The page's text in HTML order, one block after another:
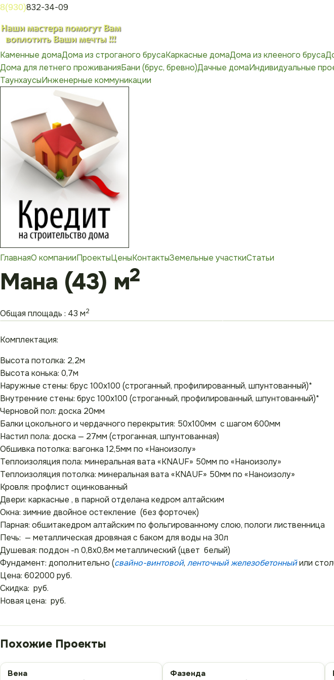
8(930)832-34-09
Каменные домаДома из строганого брусаКаркасные домаДома из клееного бруса
Дома для летнего проживанияБани (брус, бревно)Дачные домаИндивидуальные
ТаунхаусыИнженерные коммуникации
ГлавнаяО компанииПроектыЦеныКонтактыЗемельные участкиСтатьи
Мана (43) м2
Общая площадь : 43 м2
Комплектация:
Высота потолка: 2,2м
Высота конька: 0,7м
Наружные стены: брус 100х100 (строганный, профилированный, шпунтованный)*
Внутренние стены: брус 100х100 (строганный, профилированный, шпунтованный)*
Черновой пол: доска 20мм
Балки цокольного и чердачного перекрытия: 50х100мм с шагом 600мм
Настил пола: доска — 27мм (строганная, шпунтованная)
Обшивка потолка: вагонка 12,5мм по «Наноизолу»
Теплоизоляция пола: минеральная вата «KNAUF» 50мм по «Наноизолу»
Теплоизоляция потолка: минеральная вата «KNAUF» 50мм по «Наноизолу»
Кровля: профлист оцинкованный
Двери: каркасные , в парной отделана кедром алтайским
Окна: зимние двойное остекление (без форточек)
Парная: обшитакедром алтайским по фольгированному слою, пологи лиственница
Печь: — металлическая дровяная с баком для воды на 30л
Душевая: поддон -n 0,8х0,8м металлический (цвет белый)
Фундамент: дополнительно (свайно-винтовой, ленточный железобетонныйили
Цена: 602000 руб.
Скидка: руб.
Новая цена: руб.
Вена
Фазенда